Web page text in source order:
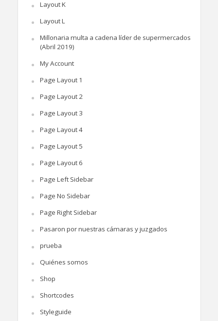
Layout K
Layout L
Millonaria multa a cadena líder de supermercados
(Abril 2019)
My Account
Page Layout 1
Page Layout 2
Page Layout 3
Page Layout 4
Page Layout 5
Page Layout 6
Page Left Sidebar
Page No Sidebar
Page Right Sidebar
Pasaron por nuestras cámaras y juzgados
prueba
Quiénes somos
Shop
Shortcodes
Styleguide